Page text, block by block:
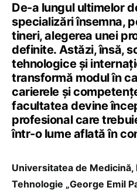
De-a lungul ultimelor
specializări însemna,
tineri, alegerea unei
definite. Astăzi, însă,
tehnologice și
transformă modul în
carierele și
facultatea devine
profesional care
într-o lume aflată în
Universitatea de Medicină,
Tehnologie „George Emil